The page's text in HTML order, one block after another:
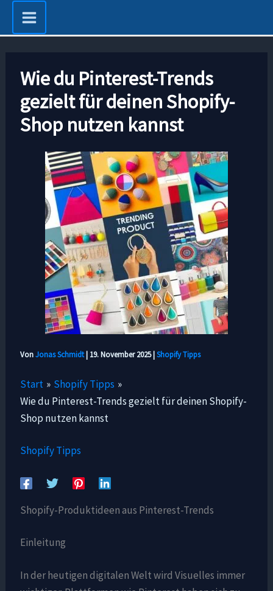
Inhalt
Wie du Pinterest-Trends
gezielt für deinen Shopify-
Shop nutzen kannst
VonJonas Schmidt| 19. November 2025|Shopify Tipps
Start
Shopify Tipps
Wie du Pinterest-Trends gezielt für deinen Shopify-
Shop nutzen kannst
Shopify Tipps
Shopify-Produktideen aus Pinterest-Trends
Einleitung
In der heutigen digitalen Welt wird Visuelles immer